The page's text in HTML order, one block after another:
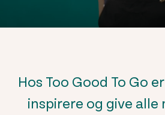
Hos Too Good To Go
inspirere og give